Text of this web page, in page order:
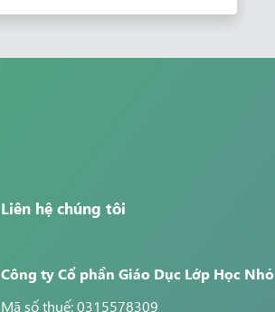
Liên hệ chúng tôi
Công ty Cổ phần Giáo Dục Lớp Học Nhỏ
Mã số thuế: 0315578309